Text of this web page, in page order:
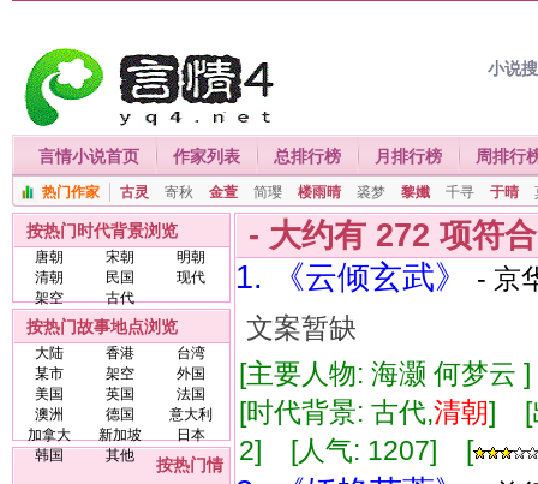
小说
言情小说首页 作家列表 总排行榜 月排行榜 周排行
热门作家 古灵 寄秋 金萱 简璎 楼雨晴 裘梦 黎孅 千寻 于晴
按热门时代背景浏览
唐朝 宋朝
明朝
清朝
民国
现代
架空
古代
按热门故事地点浏览
大陆 香港
台湾
某市
架空
外国
美国
英国
法国
澳洲
德国
意大利
加拿大
新加坡
日本
韩国
其他
按热门情
- 大约有 272 项符
1. 《云倾玄武》
- 京
文案暂缺
[主要人物: 海灏 何梦
[时代背景: 古代,清朝] [
2] [人气: 1207] [